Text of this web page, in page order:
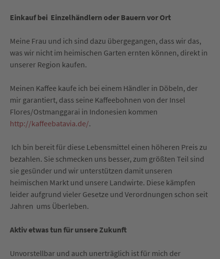
Einkauf bei Einzelhändlern oder Bauern vor Ort
Meine Frau und ich sind dazu übergegangen, dass wir das,
was wir nicht im heimischen Garten ernten können, direkt in
unserer Region kaufen.
Meinen Kaffee kaufe ich bei einem Händler in Döbeln, der
mir garantiert, dass seine Kaffeebohnen von der Insel
Flores/Ostmanggarai in Indonesien kommen
http://kaffeebatavia.de/.
Ich bin bereit für diese Lebensmittel einen höheren Preis zu
bezahlen. Sie schmecken uns besser, zum größten Teil sind
sie gesünder und wir unterstützen damit unseren
heimischen Markt und unsere Landwirte. Diese kämpfen
leider aufgrund vieler Gesetze und Verordnungen schon seit
Jahren ums Überleben.
Aktiv etwas tun für unsere Zukunft
Unvorstellbar und auch unerträglich ist für mich der